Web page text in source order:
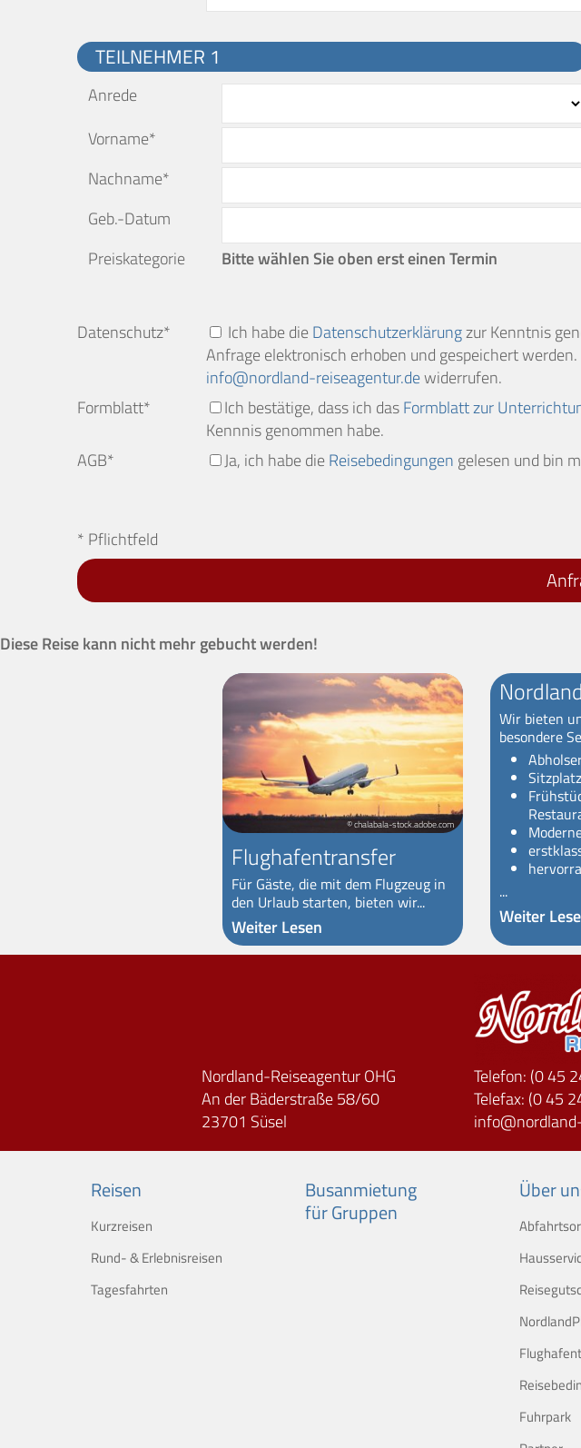
TEILNEHMER 1
Anrede
Vorname*
Nachname*
Geb.-Datum
Preiskategorie
Bitte wählen Sie oben erst einen Termin
Datenschutz* Ich habe dieDatenschutzerklärungzur Kenntnis
Anfrage elektronisch erhoben und gespeichert
info
nordland-reiseagentur.dewiderrufen.
Formblatt*
Ich bestätige, dass ich dasFormblatt zur
Kennnis genommen habe.
AGB*
Ja, ich habe dieReisebedingungen gelesen und bin
* Pflichtfeld
Diese Reise kann nicht mehr gebucht werden!
© chalabala-stock.adobe.com
Flughafentransfer
Für Gäste, die mit dem Flugzeug in
den Urlaub starten, bieten wir...
Weiter Lesen
Wir bieten
besondere
...
Weiter
Nordland-Reiseagentur OHG
An der Bäderstraße 58/60
23701 Süsel
Telefon: (0 45
Telefax: (0 45
info
Reisen
Kurzreisen
Rund- & Erlebnisreisen
Tagesfahrten
Busanmietung
für Gruppen
Über
Fuhrpark